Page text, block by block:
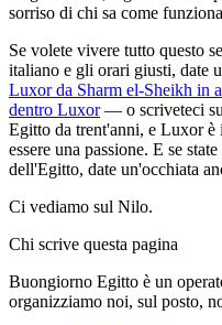
sorriso di chi sa come
Se volete vivere tutto questo
italiano e gli orari giusti, date
Luxor da Sharm el-Sheikh in
dentro Luxor— o scriveteci
Egitto da trent'anni, e Luxor
essere una passione. E se
dell'Egitto, date un'occhiata
Ci vediamo sul Nilo.
Chi scrive questa pagina
Buongiorno Egitto è un
organizziamo noi, sul posto,